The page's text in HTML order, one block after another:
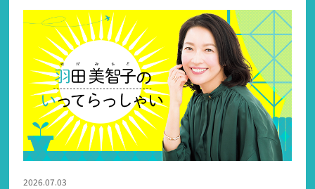
2026.07.03